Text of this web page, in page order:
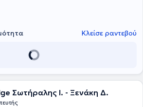
Κλείσε ραντεβού
Σωτήραλης Ι. - Ξενάκη Δ.